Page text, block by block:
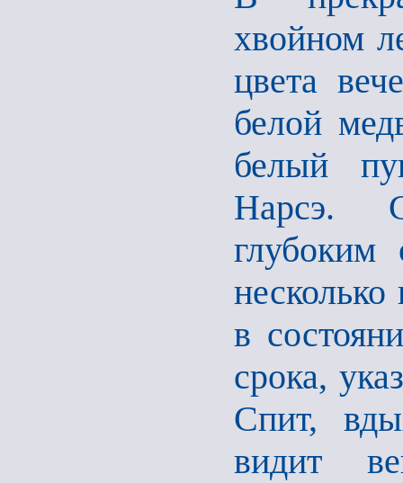
хвойном
цвета
белой
белый
Нарсэ.
в
срока,
Спит,
видит